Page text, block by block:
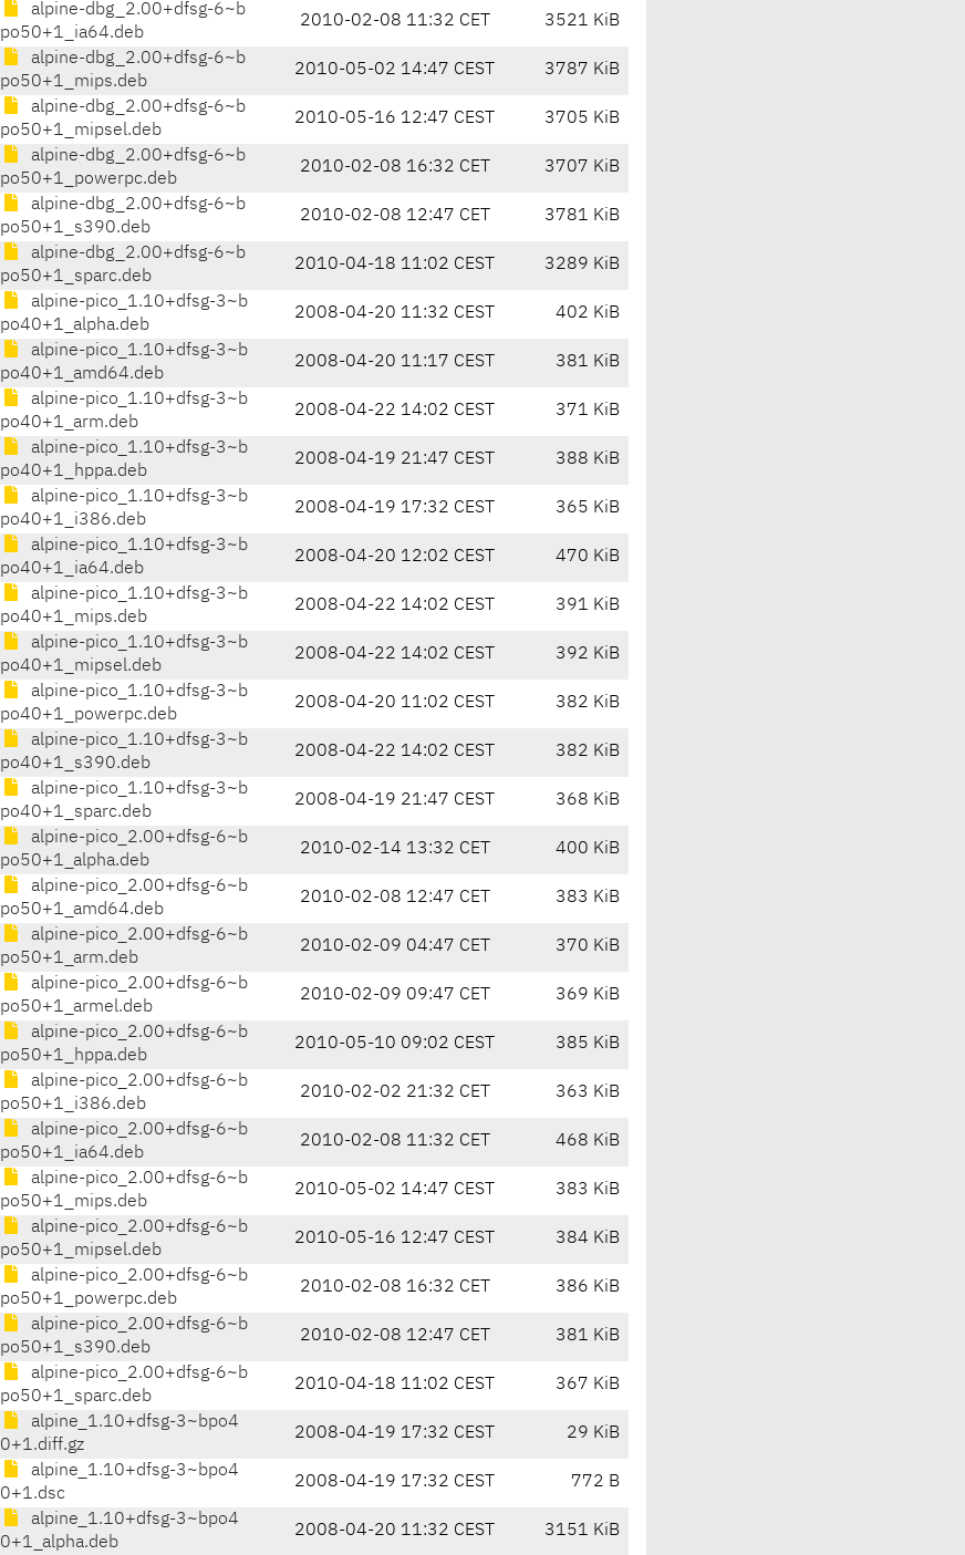
alpine-dbg_2.00+dfsg-6~b
po50+1_ia64.deb
2010-02-08 11:32 CET 3521 KiB
alpine-dbg_2.00+dfsg-6~b
po50+1_mips.deb
2010-05-02 14:47 CEST 3787 KiB
alpine-dbg_2.00+dfsg-6~b
po50+1_mipsel.deb
2010-05-16 12:47 CEST 3705 KiB
alpine-dbg_2.00+dfsg-6~b
po50+1_powerpc.deb
2010-02-08 16:32 CET 3707 KiB
alpine-dbg_2.00+dfsg-6~b
po50+1_s390.deb
2010-02-08 12:47 CET 3781 KiB
alpine-dbg_2.00+dfsg-6~b
po50+1_sparc.deb
2010-04-18 11:02 CEST 3289 KiB
alpine-pico_1.10+dfsg-3~b
po40+1_alpha.deb
2008-04-20 11:32 CEST 402 KiB
alpine-pico_1.10+dfsg-3~b
po40+1_amd64.deb
2008-04-20 11:17 CEST 381 KiB
alpine-pico_1.10+dfsg-3~b
po40+1_arm.deb
2008-04-22 14:02 CEST 371 KiB
alpine-pico_1.10+dfsg-3~b
po40+1_hppa.deb
2008-04-19 21:47 CEST 388 KiB
alpine-pico_1.10+dfsg-3~b
po40+1_i386.deb
2008-04-19 17:32 CEST 365 KiB
alpine-pico_1.10+dfsg-3~b
po40+1_ia64.deb
2008-04-20 12:02 CEST 470 KiB
alpine-pico_1.10+dfsg-3~b
po40+1_mips.deb
2008-04-22 14:02 CEST 391 KiB
alpine-pico_1.10+dfsg-3~b
po40+1_mipsel.deb
2008-04-22 14:02 CEST 392 KiB
alpine-pico_1.10+dfsg-3~b
po40+1_powerpc.deb
2008-04-20 11:02 CEST 382 KiB
alpine-pico_1.10+dfsg-3~b
po40+1_s390.deb
2008-04-22 14:02 CEST 382 KiB
alpine-pico_1.10+dfsg-3~b
po40+1_sparc.deb
2008-04-19 21:47 CEST 368 KiB
alpine-pico_2.00+dfsg-6~b
po50+1_alpha.deb
2010-02-14 13:32 CET 400 KiB
alpine-pico_2.00+dfsg-6~b
po50+1_amd64.deb
2010-02-08 12:47 CET 383 KiB
alpine-pico_2.00+dfsg-6~b
po50+1_arm.deb
2010-02-09 04:47 CET 370 KiB
alpine-pico_2.00+dfsg-6~b
po50+1_armel.deb
2010-02-09 09:47 CET 369 KiB
alpine-pico_2.00+dfsg-6~b
po50+1_hppa.deb
2010-05-10 09:02 CEST 385 KiB
alpine-pico_2.00+dfsg-6~b
po50+1_i386.deb
2010-02-02 21:32 CET 363 KiB
alpine-pico_2.00+dfsg-6~b
po50+1_ia64.deb
2010-02-08 11:32 CET 468 KiB
alpine-pico_2.00+dfsg-6~b
po50+1_mips.deb
2010-05-02 14:47 CEST 383 KiB
alpine-pico_2.00+dfsg-6~b
po50+1_mipsel.deb
2010-05-16 12:47 CEST 384 KiB
alpine-pico_2.00+dfsg-6~b
po50+1_powerpc.deb
2010-02-08 16:32 CET 386 KiB
alpine-pico_2.00+dfsg-6~b
po50+1_s390.deb
2010-02-08 12:47 CET 381 KiB
alpine-pico_2.00+dfsg-6~b
po50+1_sparc.deb
2010-04-18 11:02 CEST 367 KiB
alpine_1.10+dfsg-3~bpo4
0+1.diff.gz
2008-04-19 17:32 CEST 29 KiB
alpine_1.10+dfsg-3~bpo4
0+1.dsc
2008-04-19 17:32 CEST 772 B
alpine_1.10+dfsg-3~bpo4
0+1_alpha.deb
2008-04-20 11:32 CEST 3151 KiB